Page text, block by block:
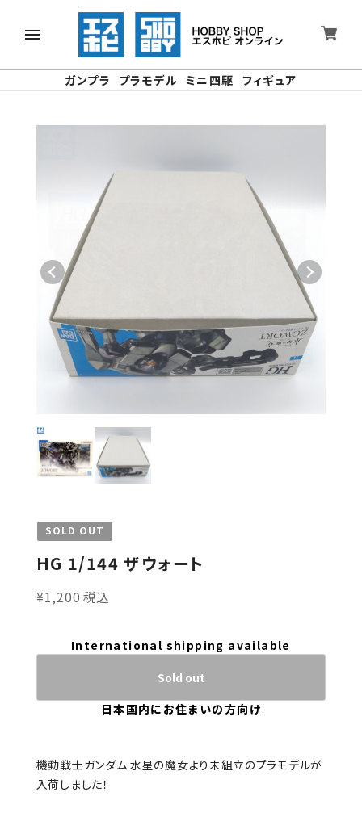
ガンプラ プラモデル ミニ四駆 フィギュア
SOLD OUT
HG 1/144 ザウォート
¥1,200 税込
International shipping available
Sold out
日本国内にお住まいの方向け
機動戦士ガンダム 水星の魔女より未組立のプラモデルが
入荷しました！